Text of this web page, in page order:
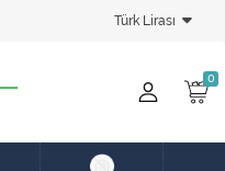
Türk Lirası